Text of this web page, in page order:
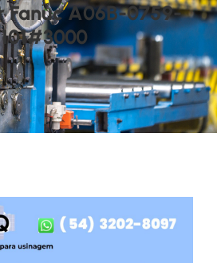
Fanuc A06B-0759-